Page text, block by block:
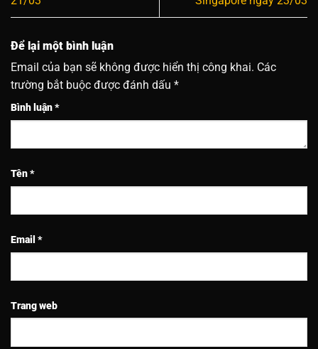
Để lại một bình luận
Email của bạn sẽ không được hiển thị công khai. Các
trường bắt buộc được đánh dấu *
Bình luận*
Tên*
Email *
Trang web